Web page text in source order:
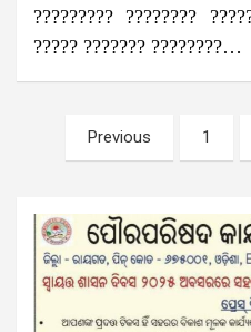
????????? ????????
????? ??????? ????????…
pagination
Previous 1